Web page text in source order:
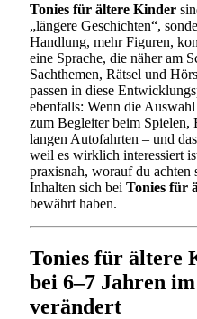
Tonies für ältere Kinder
„längere Geschichten“,
Handlung, mehr Figuren,
eine Sprache, die näher am
Sachthemen, Rätsel und
passen in diese
ebenfalls: Wenn die
zum Begleiter beim Spielen,
langen Autofahrten – und
weil es wirklich interessiert
praxisnah, worauf du
Inhalten sich bei Tonies für
bewährt haben.
Tonies für ältere
bei 6–7 Jahren
verändert